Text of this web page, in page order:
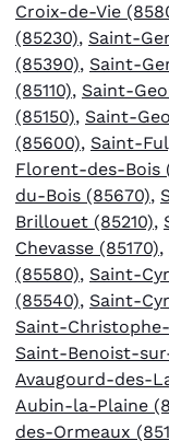
Croix-de-Vie
(85230), Saint-
(85390), Saint-
(85110), Saint-
(85150), Saint-
(85600), Saint-
Florent-des-Bois
du-Bois (85670),
Brillouet (85210),
Chevasse (85170),
(85580), Saint-
(85540), Saint-
Saint-
Saint-Benoist-
Avaugourd-des-
Aubin-la-Plaine
des-Ormeaux